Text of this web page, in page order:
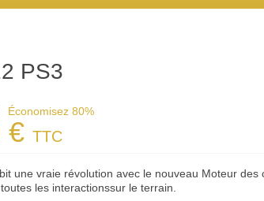
PS3
Économisez 80%
€TTC
une vraie révolution avec le nouveau Moteur
les interactionssur le terrain.